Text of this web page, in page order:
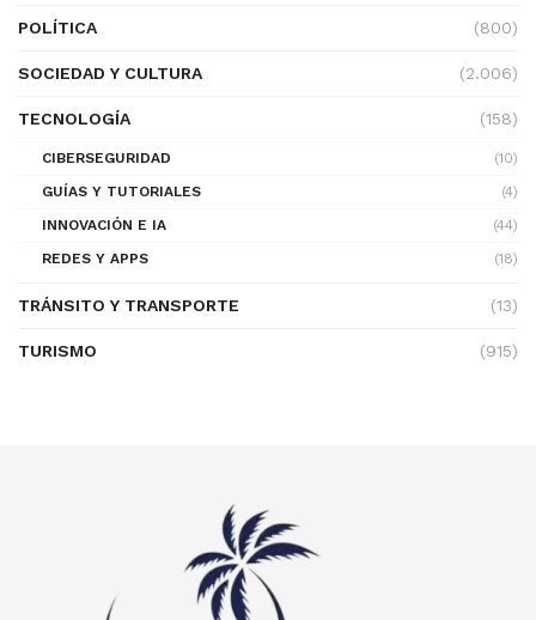
POLÍTICA (800)
SOCIEDAD Y CULTURA (2.006)
TECNOLOGÍA (158)
CIBERSEGURIDAD
(10)
GUÍAS Y TUTORIALES
(4)
INNOVACIÓN E IA
(44)
REDES Y APPS
(18)
TRÁNSITO Y TRANSPORTE (13)
TURISMO (915)